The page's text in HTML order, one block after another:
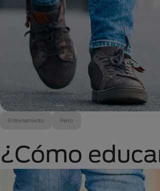
Entrenamiento Perro
¿Cómo